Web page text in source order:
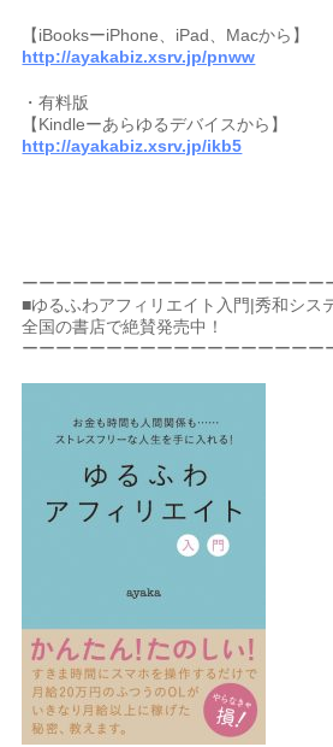
【iBooksーiPhone、iPad、Macから】
http://ayakabiz.xsrv.jp/pnww
・有料版
【Kindleーあらゆるデバイスから】
http://ayakabiz.xsrv.jp/ikb5
ーーーーーーーーーーーーーーーーーー
■ゆるふわアフィリエイト入門|秀和シス
全国の書店で絶賛発売中！
ーーーーーーーーーーーーーーーーーー